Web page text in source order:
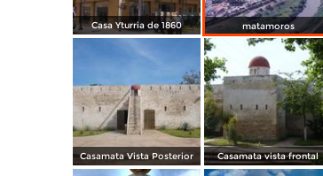
Casa Yturria de 1860 matamoros
Casamata Vista Posterior Casamata vista frontal